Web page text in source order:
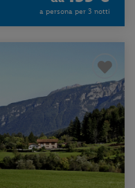
a persona per 3 notti